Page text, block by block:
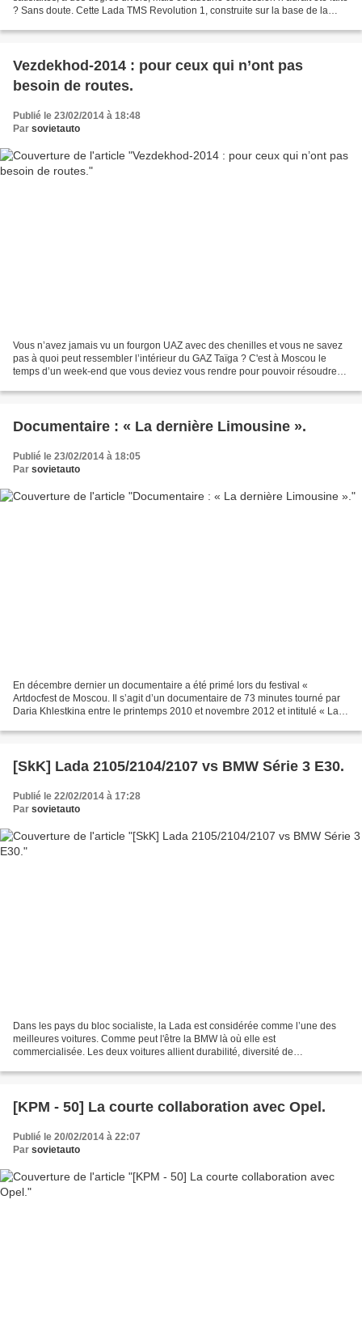
? Sans doute. Cette Lada TMS Revolution 1, construite sur la base de la
Vezdekhod-2014 : pour ceux qui n’ont pas
besoin de routes.
Publié le 23/02/2014 à 18:48
Par sovietauto
Vous n’avez jamais vu un fourgon UAZ avec des chenilles et vous ne savez
pas à quoi peut ressembler l’intérieur du GAZ Taïga ? C'est à Moscou le
temps d’un week-end que vous deviez vous rendre pour pouvoir résoudre
Documentaire : « La dernière Limousine ».
Publié le 23/02/2014 à 18:05
Par sovietauto
En décembre dernier un documentaire a été primé lors du festival «
Artdocfest de Moscou. Il s’agit d’un documentaire de 73 minutes tourné par
Daria Khlestkina entre le printemps 2010 et novembre 2012 et intitulé « La
[SkK] Lada 2105/2104/2107 vs BMW Série 3 E30.
Publié le 22/02/2014 à 17:28
Par sovietauto
Dans les pays du bloc socialiste, la Lada est considérée comme l’une des
meilleures voitures. Comme peut l'être la BMW là où elle est
commercialisée. Les deux voitures allient durabilité, diversité de
[KPM - 50] La courte collaboration avec Opel.
Publié le 20/02/2014 à 22:07
Par sovietauto